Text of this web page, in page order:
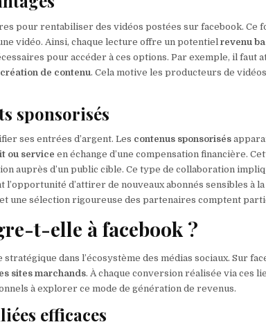
pour rentabiliser des vidéos postées sur facebook. Ce
vidéo. Ainsi, chaque lecture offre un potentielrevenu
pour accéder à ces options. Par exemple, il faut
création de contenu. Cela motive les producteurs de
sponsorisés
ses entrées d’argent. Les contenus sponsorisés
ou service en échange d’une compensation financière.
auprès d’un public cible. Ce type de collaboration
d’attirer de nouveaux abonnés sensibles à
une sélection rigoureuse des partenaires comptent
t-elle à facebook ?
stratégique dans l’écosystème des médias sociaux. Sur
sites marchands. À chaque conversion réalisée via ces
à explorer ce mode de génération de revenus.
efficaces